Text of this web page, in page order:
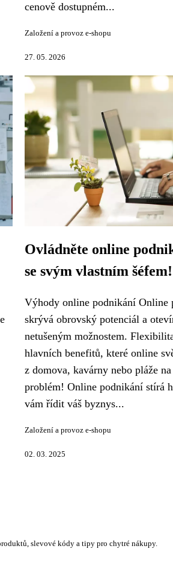
cenově dostupném...
Založení a provoz e-shopu
27. 05. 2026
Ovládněte online
se svým vlastním šéfem!
Výhody online podnikání Online
skrývá obrovský potenciál a
netušeným možnostem.
hlavních benefitů, které online
z domova, kavárny nebo pláže
problém! Online podnikání stírá
vám řídit váš byznys...
Založení a provoz e-shopu
02. 03. 2025
slevové kódy a tipy pro chytré nákupy.